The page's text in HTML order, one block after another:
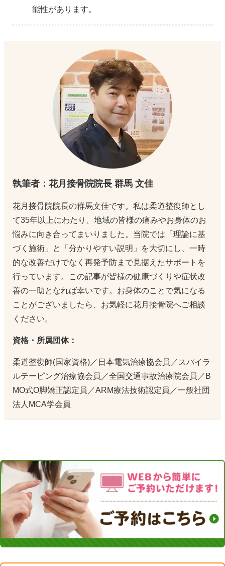
能性があります。
執筆者：花月接骨院院長 群馬 文佳
花月接骨院院長の群馬文佳です。私は柔道整復師とし
て35年以上にわたり、地域の皆様の痛みやお身体のお
悩みに向き合ってまいりました。当院では「理論に基
づく施術」と「分かりやすい説明」を大切にし、一時
的な改善だけでなく再発予防まで見据えたサポートを
行っています。この記事が皆様の健康づくりや症状改
善の一助となれば幸いです。お身体のことで気になる
ことがございましたら、お気軽に花月接骨院へご相談
ください。
資格・所属団体：
柔道整復師(国家資格)／日本電気治療協会員／スパイラ
ルテーピング治療協会員／全国交通事故治療院会員／B
MO式O脚矯正認定員／ARM療法技術認定員／一般社団
法人MCA学会員